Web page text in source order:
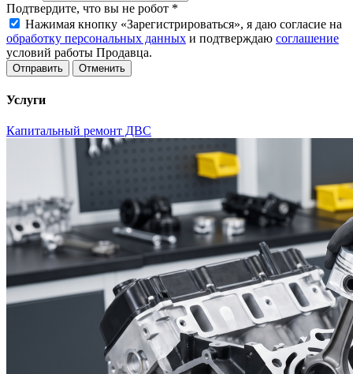
Подтвердите, что вы не робот *
Нажимая кнопку «Зарегистрироваться», я даю согласие на
обработку персональных данных и подтверждаю соглашение
условий работы Продавца.
Отменить
Услуги
Капитальный ремонт ДВС